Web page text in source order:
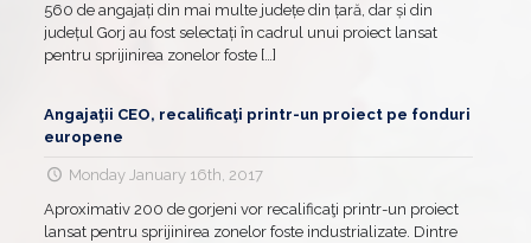
560 de angajați din mai multe județe din țară, dar și din
județul Gorj au fost selectați în cadrul unui proiect lansat
pentru sprijinirea zonelor foste […]
Angajaţii CEO, recalificaţi printr-un proiect pe fonduri
europene
Monday January 16th, 2017
Aproximativ 200 de gorjeni vor recalificaţi printr-un proiect
lansat pentru sprijinirea zonelor foste industrializate. Dintre